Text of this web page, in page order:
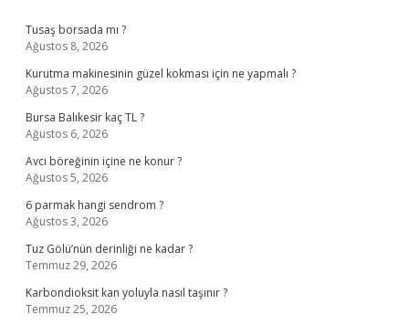
Tusaş borsada mı ?
Ağustos 8, 2026
Kurutma makinesinin güzel kokması için ne yapmalı ?
Ağustos 7, 2026
Bursa Balıkesir kaç TL ?
Ağustos 6, 2026
Avcı böreğinin içine ne konur ?
Ağustos 5, 2026
6 parmak hangi sendrom ?
Ağustos 3, 2026
Tuz Gölü’nün derinliği ne kadar ?
Temmuz 29, 2026
Karbondioksit kan yoluyla nasıl taşınır ?
Temmuz 25, 2026